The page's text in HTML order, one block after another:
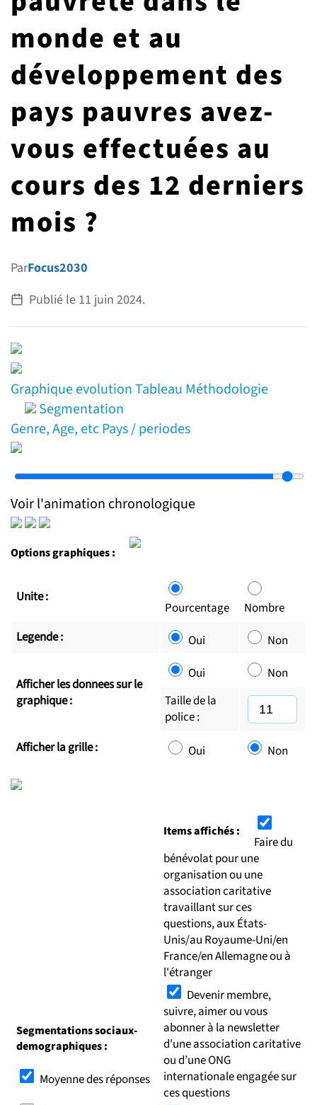
G7 / G20
TOUS LES THÈMES
VIDÉOS
monde et au
développement des
pays pauvres avez-
vous effectuées au
cours des 12 derniers
mois ?
ParFocus2030
Publié le 11 juin 2024.
GraphiqueevolutionTableau Méthodologie
Segmentation
Genre, Age, etcPays / periodes
Voir l'animation chronologique
Options graphiques :
Unite :
Pourcentage
Nombre
Legende :
Oui Non
Afficher les donnees sur le
graphique :
Oui
Non
Taille de la
police :
Afficher la grille :
Oui Non
Segmentations sociaux-
demographiques :
Moyenne des réponses
Items affichés :
Faire du
bénévolat pour une
organisation ou une
association caritative
travaillant sur ces
questions, aux États-
Unis/au Royaume-Uni/en
France/en Allemagne ou à
l'étranger
Devenir membre,
suivre, aimer ou vous
abonner à la newsletter
d'une association caritative
ou d’une ONG
internationale engagée sur
ces questions